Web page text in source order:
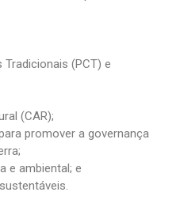
(PCT) e
(CAR);
promover a governança
e ambiental; e